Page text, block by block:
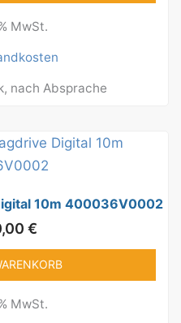
MwSt.
nach Absprache
10m 400036V0002
€
MwSt.